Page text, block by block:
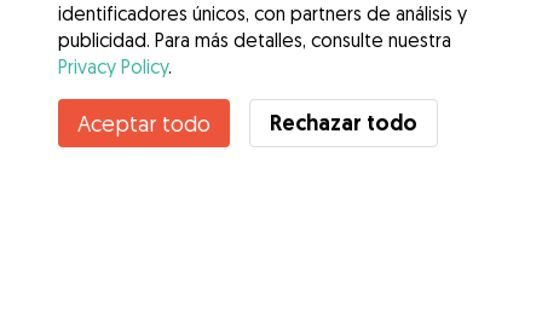
identificadores únicos, con partners de análisis y
publicidad. Para más detalles, consulte nuestra
Privacy Policy.
Aceptar todo Rechazar todo